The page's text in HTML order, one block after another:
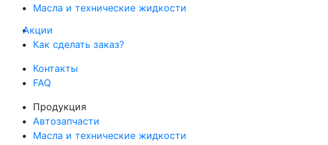
Масла и технические жидкости
Акции
Как сделать заказ?
Контакты
FAQ
Продукция
Автозапчасти
Масла и технические жидкости